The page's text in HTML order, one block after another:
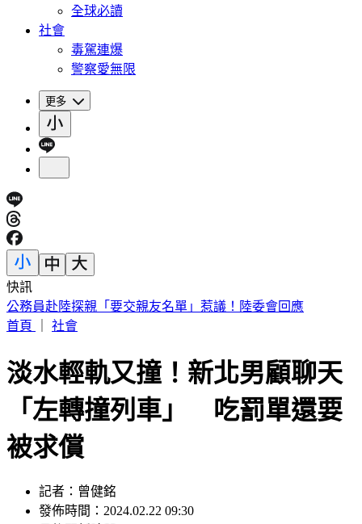
全球必讀
社會
毒駕連爆
警察愛無限
更多
快訊
王子不倫粿粿慘賠百萬！停工9個月「二度發文」
首頁
社會
淡水輕軌又撞！新北男顧聊天
「左轉撞列車」 吃罰單還要
被求償
記者：曾健銘
發佈時間：2024.02.22 09:30